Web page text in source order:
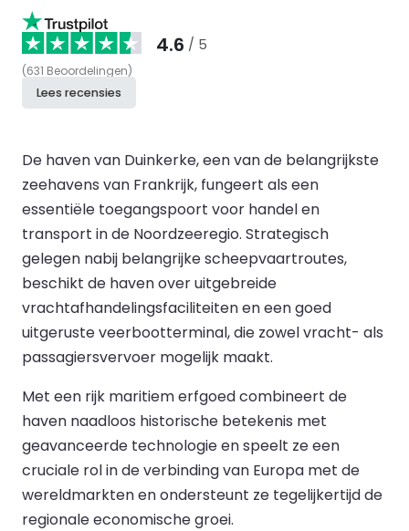
4.6 / 5
(631 Beoordelingen)
Lees recensies
De haven van Duinkerke, een van de belangrijkste
zeehavens van Frankrijk, fungeert als een
essentiële toegangspoort voor handel en
transport in de Noordzeeregio. Strategisch
gelegen nabij belangrijke scheepvaartroutes,
beschikt de haven over uitgebreide
vrachtafhandelingsfaciliteiten en een goed
uitgeruste veerbootterminal, die zowel vracht- als
passagiersvervoer mogelijk maakt.
Met een rijk maritiem erfgoed combineert de
haven naadloos historische betekenis met
geavanceerde technologie en speelt ze een
cruciale rol in de verbinding van Europa met de
wereldmarkten en ondersteunt ze tegelijkertijd de
regionale economische groei.